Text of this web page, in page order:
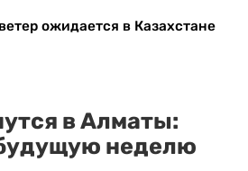
ожидается в Казахстане
в Алматы:
неделю